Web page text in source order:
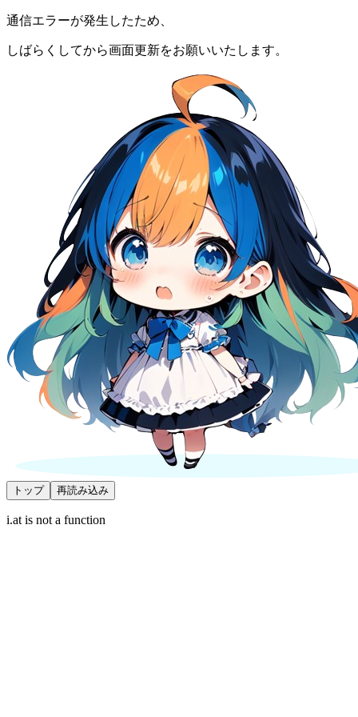
通信エラーが発生したため、
しばらくしてから画面更新をお願いいたします。
トップ 再読み込み
i.at is not a function